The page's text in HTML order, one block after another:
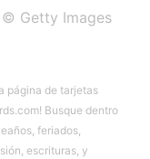
Getty Images
página de tarjetas
Busque dentro
feriados,
escrituras, y